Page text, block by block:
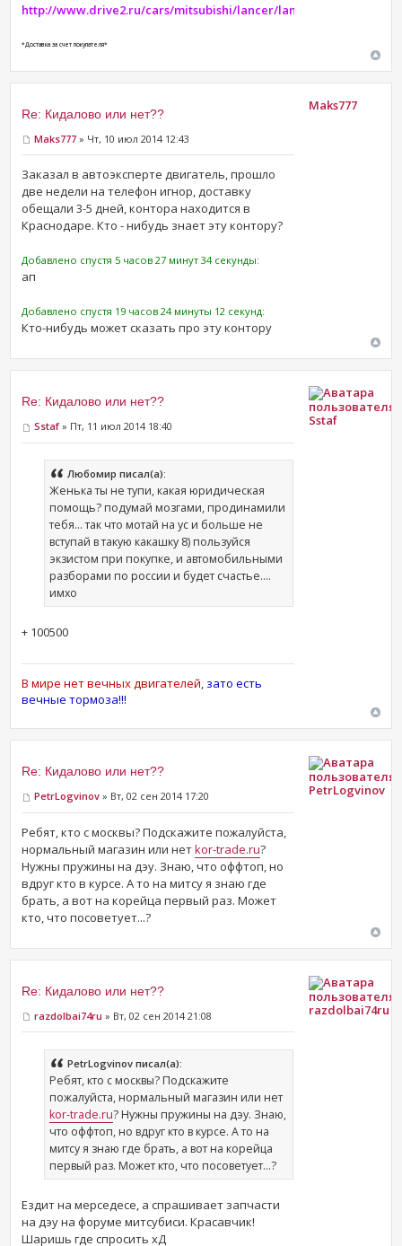
http://www.drive2.ru/cars/mitsubishi/lancer/lancer_vii/sdimon/2/
*Доставка за счет покупателя*
Re: Кидалово или нет??
Maks777 » Чт, 10 июл 2014 12:43
Заказал в автоэксперте двигатель, прошло
две недели на телефон игнор, доставку
обещали 3-5 дней, контора находится в
Краснодаре. Кто - нибудь знает эту контору?
Добавлено спустя 5 часов 27 минут 34 секунды:
ап
Добавлено спустя 19 часов 24 минуты 12 секунд:
Кто-нибудь может сказать про эту контору
Maks777
Re: Кидалово или нет??
Sstaf » Пт, 11 июл 2014 18:40
Любомир писал(а):
Женька ты не тупи, какая юридическая
помощь? подумай мозгами, продинамили
тебя... так что мотай на ус и больше не
вступай в такую какашку 8) пользуйся
экзистом при покупке, и автомобильными
разборами по россии и будет счастье....
имхо
+ 100500
В мире нет вечных двигателей, зато есть
вечные тормоза!!!
Sstaf
Re: Кидалово или нет??
PetrLogvinov » Вт, 02 сен 2014 17:20
Ребят, кто с москвы? Подскажите пожалуйста,
нормальный магазин или нетkor-trade.ru?
Нужны пружины на дэу. Знаю, что оффтоп, но
вдруг кто в курсе. А то на митсу я знаю где
брать, а вот на корейца первый раз. Может
кто, что посоветует...?
PetrLogvinov
Re: Кидалово или нет??
razdolbai74ru » Вт, 02 сен 2014 21:08
PetrLogvinov писал(а):
Ребят, кто с москвы? Подскажите
пожалуйста, нормальный магазин или нет
kor-trade.ru? Нужны пружины на дэу. Знаю,
что оффтоп, но вдруг кто в курсе. А то на
митсу я знаю где брать, а вот на корейца
первый раз. Может кто, что посоветует...?
Ездит на мерседесе, а спрашивает запчасти
на дэу на форуме митсубиси. Красавчик!
Шаришь где спросить хД
razdolbai74ru